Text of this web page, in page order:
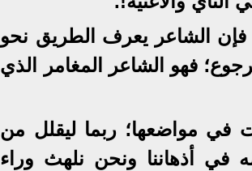
فإن الشاعر يعرف الطريق نحو
فهو الشاعر المغامر الذي
في مواضعها؛ ربما ليقلل من
في أذهاننا ونحن نلهث وراء